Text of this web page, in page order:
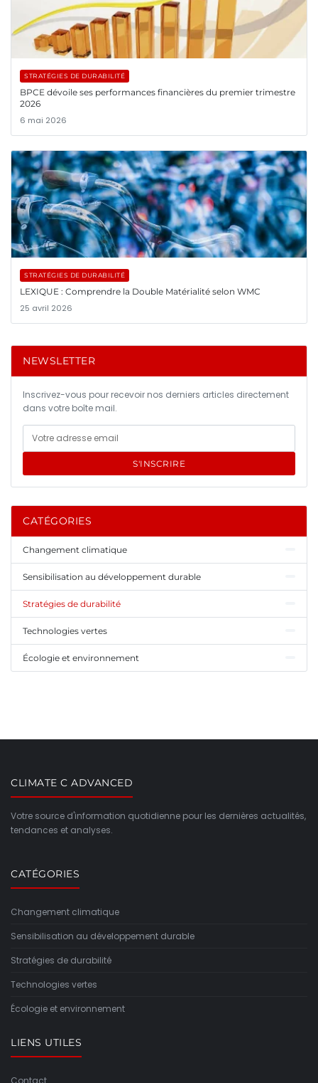
STRATÉGIES DE DURABILITÉ
BPCE dévoile ses performances financières du premier trimestre
2026
6 mai 2026
STRATÉGIES DE DURABILITÉ
LEXIQUE : Comprendre la Double Matérialité selon WMC
25 avril 2026
NEWSLETTER
Inscrivez-vous pour recevoir nos derniers articles directement
dans votre boîte mail.
S'INSCRIRE
CATÉGORIES
Changement climatique
Sensibilisation au développement durable
Stratégies de durabilité
Technologies vertes
Écologie et environnement
CLIMATE C ADVANCED
Votre source d'information quotidienne pour les dernières actualités,
tendances et analyses.
CATÉGORIES
Changement climatique
Sensibilisation au développement durable
Stratégies de durabilité
Technologies vertes
Écologie et environnement
LIENS UTILES
Contact